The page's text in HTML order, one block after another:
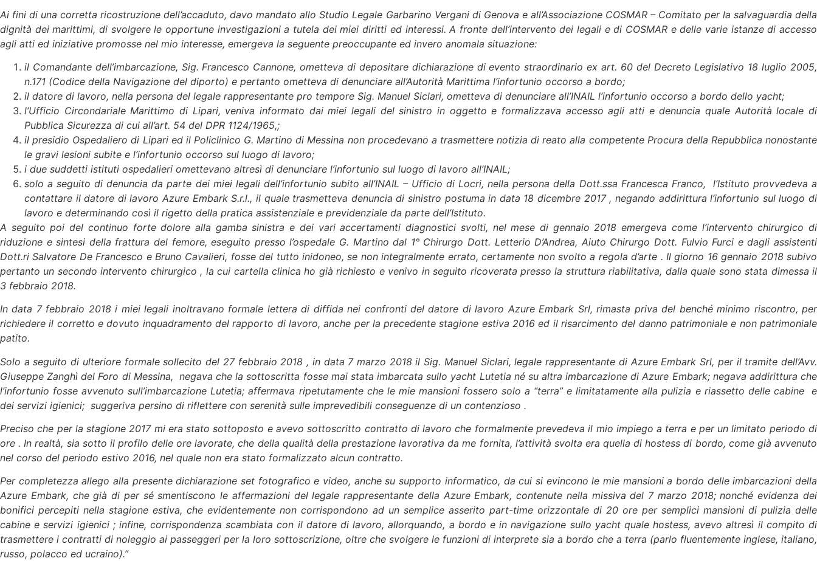
Ai fini di una corretta ricostruzione dell’accaduto, davo mandato allo Studio Legale Garbarino Vergani di Genova e all’Associazione COSMAR – Comitato per la salvaguardia della
dignità dei marittimi, di svolgere le opportune investigazioni a tutela dei miei diritti ed interessi. A fronte dell’intervento dei legali e di COSMAR e delle varie istanze di accesso
agli atti ed iniziative promosse nel mio interesse, emergeva la seguente preoccupante ed invero anomala situazione:
il Comandante dell’imbarcazione, Sig. Francesco Cannone, ometteva di depositare dichiarazione di evento straordinario ex art. 60 del Decreto Legislativo 18 luglio 2005,
n.171 (Codice della Navigazione del diporto) e pertanto ometteva di denunciare all’Autorità Marittima l’infortunio occorso a bordo;
il datore di lavoro, nella persona del legale rappresentante pro tempore Sig. Manuel Siclari, ometteva di denunciare all’INAIL l’infortunio occorso a bordo dello yacht;
l’Ufficio Circondariale Marittimo di Lipari, veniva informato dai miei legali del sinistro in oggetto e formalizzava accesso agli atti e denuncia quale Autorità locale di
Pubblica Sicurezza di cui all’art. 54 del DPR 1124/1965,;
il presidio Ospedaliero di Lipari ed il Policlinico G. Martino di Messina non procedevano a trasmettere notizia di reato alla competente Procura della Repubblica nonostante
le gravi lesioni subite e l’infortunio occorso sul luogo di lavoro;
i due suddetti istituti ospedalieri omettevano altresì di denunciare l’infortunio sul luogo di lavoro all’INAIL;
solo a seguito di denuncia da parte dei miei legali dell’infortunio subito all’INAIL – Ufficio di Locri, nella persona della Dott.ssa Francesca Franco,
l’Istituto provvedeva a
contattare il datore di lavoro Azure Embark S.r.l., il quale trasmetteva denuncia di sinistro postuma in data 18 dicembre 2017 , negando addirittura l’infortunio sul luogo di
lavoro e determinando così il rigetto della pratica assistenziale e previdenziale da parte dell’Istituto.
A seguito poi del continuo forte dolore alla gamba sinistra e dei vari accertamenti diagnostici svolti, nel mese di gennaio 2018 emergeva come l’intervento chirurgico di
riduzione e sintesi della frattura del femore, eseguito presso l’ospedale G. Martino dal 1° Chirurgo Dott. Letterio D’Andrea, Aiuto Chirurgo Dott. Fulvio Furci e dagli assistenti
Dott.ri Salvatore De Francesco e Bruno Cavalieri, fosse del tutto inidoneo, se non integralmente errato, certamente non svolto a regola d’arte . Il giorno 16 gennaio 2018 subivo
pertanto un secondo intervento chirurgico , la cui cartella clinica ho già richiesto e venivo in seguito ricoverata presso la struttura riabilitativa, dalla quale sono stata dimessa il
3 febbraio 2018.
In data 7 febbraio 2018 i miei legali inoltravano formale lettera di diffida nei confronti del datore di lavoro Azure Embark Srl, rimasta priva del benché minimo riscontro, per
richiedere il corretto e dovuto inquadramento del rapporto di lavoro, anche per la precedente stagione estiva 2016 ed il risarcimento del danno patrimoniale e non patrimoniale
patito.
Solo a seguito di ulteriore formale sollecito del 27 febbraio 2018 , in data 7 marzo 2018 il Sig. Manuel Siclari, legale rappresentante di Azure Embark Srl, per il tramite dell’Avv.
Giuseppe Zanghì del Foro di Messina, negava che la sottoscritta fosse mai stata imbarcata sullo yacht Lutetia né su altra imbarcazione di Azure Embark; negava addirittura che
l’infortunio fosse avvenuto sull’imbarcazione Lutetia; affermava ripetutamente che le mie mansioni fossero solo a “terra” e limitatamente alla pulizia e riassetto delle cabine
e
dei servizi igienici; suggeriva persino di riflettere con serenità sulle imprevedibili conseguenze di un contenzioso .
Preciso che per la stagione 2017 mi era stato sottoposto e avevo sottoscritto contratto di lavoro che formalmente prevedeva il mio impiego a terra e per un limitato periodo di
ore . In realtà, sia sotto il profilo delle ore lavorate, che della qualità della prestazione lavorativa da me fornita, l’attività svolta era quella di hostess di bordo, come già avvenuto
nel corso del periodo estivo 2016, nel quale non era stato formalizzato alcun contratto.
Per completezza allego alla presente dichiarazione set fotografico e video, anche su supporto informatico, da cui si evincono le mie mansioni a bordo delle imbarcazioni della
Azure Embark, che già di per sé smentiscono le affermazioni del legale rappresentante della Azure Embark, contenute nella missiva del 7 marzo 2018; nonché evidenza dei
bonifici percepiti nella stagione estiva, che evidentemente non corrispondono ad un semplice asserito part-time orizzontale di 20 ore per semplici mansioni di pulizia delle
cabine e servizi igienici ; infine, corrispondenza scambiata con il datore di lavoro, allorquando, a bordo e in navigazione sullo yacht quale hostess, avevo altresì il compito di
trasmettere i contratti di noleggio ai passeggeri per la loro sottoscrizione, oltre che svolgere le funzioni di interprete sia a bordo che a terra (parlo fluentemente inglese, italiano,
russo, polacco ed ucraino).”